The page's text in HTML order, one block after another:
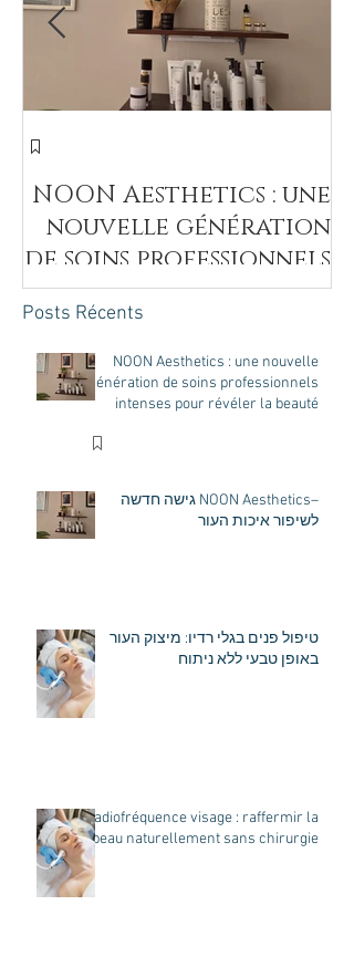
NOON Aesthetics : une
nouvelle génération
de soins professionnels
intenses pour révéler
la beauté naturelle de
votre peau
Posts Récents
NOON Aesthetics : une nouvelle
génération de soins professionnels
intenses pour révéler la beauté
–NOON Aesthetics גישה חדשה
לשיפור איכות העור
טיפול פנים בגלי רדיו: מיצוק העור
באופן טבעי ללא ניתוח
Radiofréquence visage : raffermir la
peau naturellement sans chirurgie